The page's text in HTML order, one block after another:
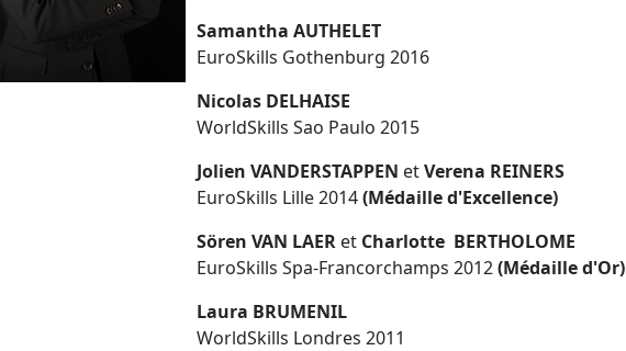
Samantha AUTHELET
EuroSkills Gothenburg 2016
Nicolas DELHAISE
WorldSkills Sao Paulo 2015
Jolien VANDERSTAPPEN etVerena REINERS
EuroSkills Lille 2014(Médaille d'Excellence)
Sören VAN LAER et Charlotte BERTHOLOME
EuroSkills Spa-Francorchamps 2012(Médaille d'Or)
Laura BRUMENIL
WorldSkills Londres 2011